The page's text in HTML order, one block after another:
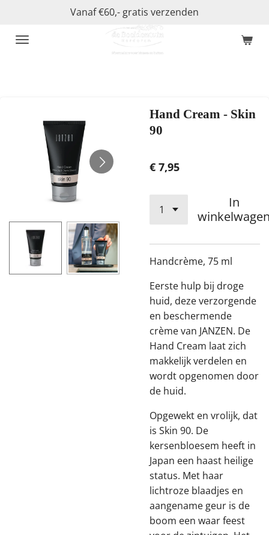
naar
Vanaf €60,- gratis verzenden
Hand Cream - Skin
90
€ 7,95
In
Handcrème, 75 ml
Eerste hulp bij droge
huid, deze verzorgende
en beschermende
crème van JANZEN. De
Hand Cream laat zich
makkelijk verdelen en
wordt opgenomen door
de huid.
Opgewekt en vrolijk, dat
is Skin 90. De
kersenbloesem heeft in
Japan een haast heilige
status. Met haar
lichtroze blaadjes en
aangename geur is de
boom een waar feest